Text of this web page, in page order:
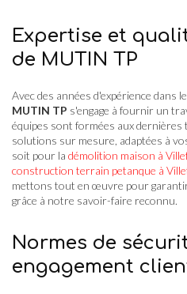
Expertise et
de MUTIN TP
Avec des années d'expérience dans
MUTIN TP s'engage à fournir un
équipes sont formées aux
solutions sur mesure, adaptées à
soit pour la démolition maison à
construction terrain petanque à
mettons tout en œuvre pour
grâce à notre savoir-faire reconnu.
Normes de
engagement